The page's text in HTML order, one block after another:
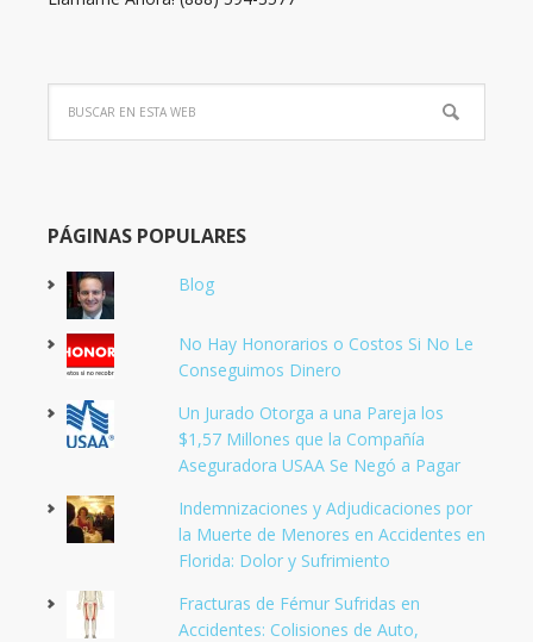
PÁGINAS POPULARES
Blog
No Hay Honorarios o Costos Si No Le
Conseguimos Dinero
Un Jurado Otorga a una Pareja los
$1,57 Millones que la Compañía
Aseguradora USAA Se Negó a Pagar
Indemnizaciones y Adjudicaciones por
la Muerte de Menores en Accidentes en
Florida: Dolor y Sufrimiento
Fracturas de Fémur Sufridas en
Accidentes: Colisiones de Auto,